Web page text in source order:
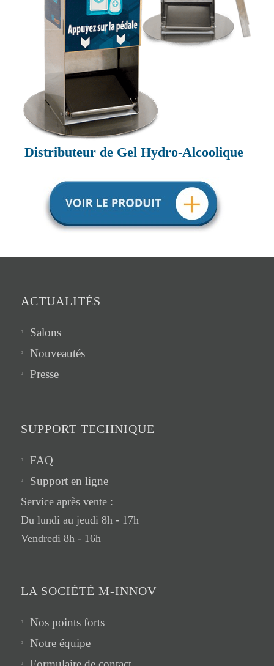
Distributeur de Gel Hydro-Alcoolique
ACTUALITÉS
Salons
Nouveautés
Presse
SUPPORT TECHNIQUE
FAQ
Support en ligne
Service après vente :
Du lundi au jeudi 8h - 17h
Vendredi 8h - 16h
LA SOCIÉTÉ M-INNOV
Nos points forts
Notre équipe